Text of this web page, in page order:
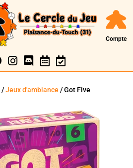
Compte
/Jeux d'ambiance / Got Five